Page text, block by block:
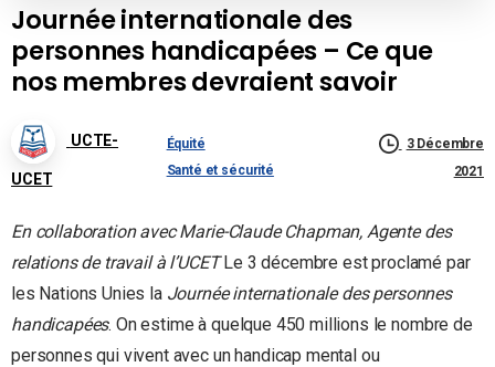
Journée internationale des
personnes handicapées – Ce que
nos membres devraient savoir
UCTE-
UCET
Équité
Santé et sécurité
3 Décembre
2021
En collaboration avec Marie-Claude Chapman, Agente des
relations de travail à l’UCETLe 3 décembre est proclamé par
les Nations Unies la Journée internationale des personnes
handicapées. On estime à quelque 450 millions le nombre de
personnes qui vivent avec un handicap mental ou